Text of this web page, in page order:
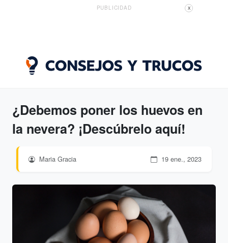
PUBLICIDAD X
¿Debemos poner los huevos en
la nevera? ¡Descúbrelo aquí!
Maria Gracia 19 ene., 2023